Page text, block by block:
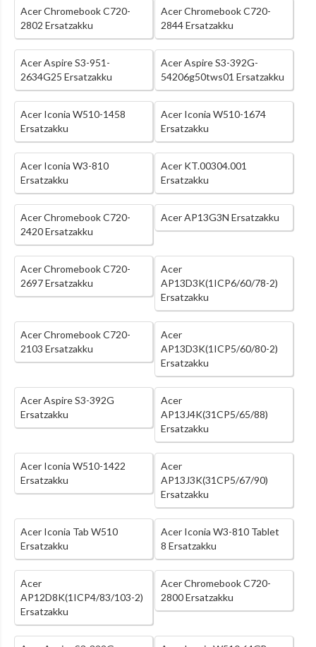
Acer Chromebook C720-
2802 Ersatzakku
Acer Chromebook C720-
2844 Ersatzakku
Acer Aspire S3-951-
2634G25 Ersatzakku
Acer Aspire S3-392G-
54206g50tws01 Ersatzakku
Acer Iconia W510-1458
Ersatzakku
Acer Iconia W510-1674
Ersatzakku
Acer Iconia W3-810
Ersatzakku
Acer KT.00304.001
Ersatzakku
Acer Chromebook C720-
2420 Ersatzakku
Acer AP13G3N Ersatzakku
Acer Chromebook C720-
2697 Ersatzakku
Acer
AP13D3K(1ICP6/60/78-2)
Ersatzakku
Acer Chromebook C720-
2103 Ersatzakku
Acer
AP13D3K(1ICP5/60/80-2)
Ersatzakku
Acer Aspire S3-392G
Ersatzakku
Acer
AP13J4K(31CP5/65/88)
Ersatzakku
Acer Iconia W510-1422
Ersatzakku
Acer
AP13J3K(31CP5/67/90)
Ersatzakku
Acer Iconia Tab W510
Ersatzakku
Acer Iconia W3-810 Tablet
8 Ersatzakku
Acer
AP12D8K(1ICP4/83/103-2)
Ersatzakku
Acer Chromebook C720-
2800 Ersatzakku